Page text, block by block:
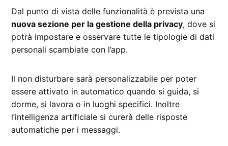
Dal punto di vista delle funzionalità è prevista una
nuova sezione per la gestione della privacy, dove si
potrà impostare e osservare tutte le tipologie di dati
personali scambiate con l’app.
Il non disturbare sarà personalizzabile per poter
essere attivato in automatico quando si guida, si
dorme, si lavora o in luoghi specifici. Inoltre
l’intelligenza artificiale si curerà delle risposte
automatiche per i messaggi.